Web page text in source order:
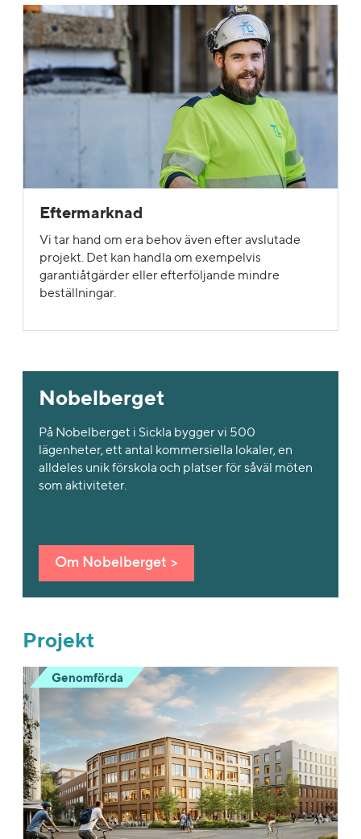
Eftermarknad
Vi tar hand om era behov även efter avslutade
projekt. Det kan handla om exempelvis
garantiåtgärder eller efterföljande mindre
beställningar.
Nobelberget
På Nobelberget i Sickla bygger vi 500
lägenheter, ett antal kommersiella lokaler, en
alldeles unik förskola och platser för såväl möten
som aktiviteter.
Om Nobelberget >
Projekt
Genomförda